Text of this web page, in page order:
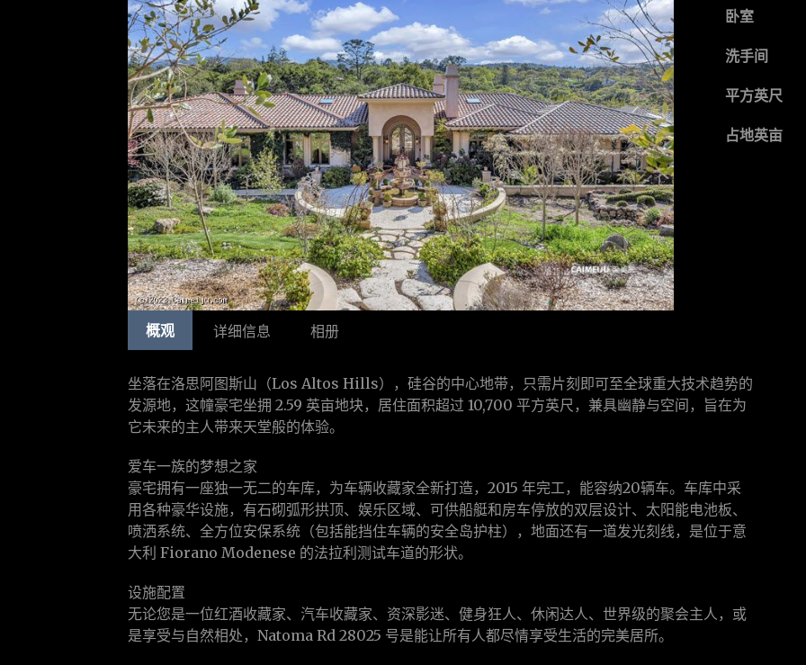
卧室
洗手间
平方英尺
占地英亩
概观 详细信息 相册
坐落在洛思阿图斯山（Los Altos Hills），硅谷的中心地带，只需片刻即可至全球重大技术趋势的
发源地，这幢豪宅坐拥 2.59 英亩地块，居住面积超过 10,700 平方英尺，兼具幽静与空间，旨在为
它未来的主人带来天堂般的体验。
爱车一族的梦想之家
豪宅拥有一座独一无二的车库，为车辆收藏家全新打造，2015 年完工，能容纳20辆车。车库中采
用各种豪华设施，有石砌弧形拱顶、娱乐区域、可供船艇和房车停放的双层设计、太阳能电池板、
喷洒系统、全方位安保系统（包括能挡住车辆的安全岛护柱），地面还有一道发光刻线，是位于意
大利 Fiorano Modenese 的法拉利测试车道的形状。
设施配置
无论您是一位红酒收藏家、汽车收藏家、资深影迷、健身狂人、休闲达人、世界级的聚会主人，或
是享受与自然相处，Natoma Rd 28025 号是能让所有人都尽情享受生活的完美居所。